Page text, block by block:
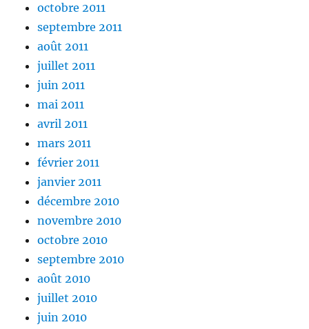
octobre 2011
septembre 2011
août 2011
juillet 2011
juin 2011
mai 2011
avril 2011
mars 2011
février 2011
janvier 2011
décembre 2010
novembre 2010
octobre 2010
septembre 2010
août 2010
juillet 2010
juin 2010